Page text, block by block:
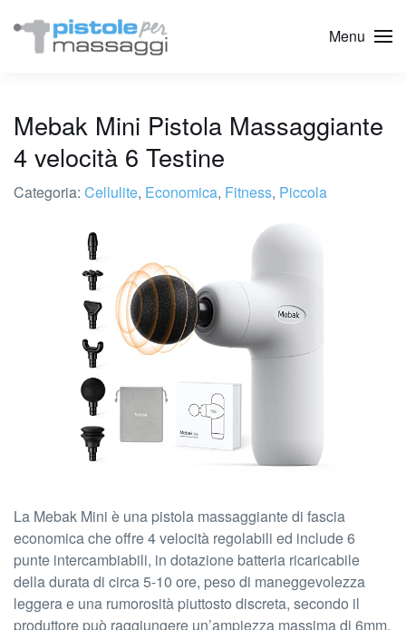
Menu
Mebak Mini Pistola Massaggiante
4 velocità 6 Testine
Categoria: Cellulite, Economica, Fitness, Piccola
La Mebak Mini è una pistola massaggiante di fascia
economica che offre 4 velocità regolabili ed include 6
punte intercambiabili, in dotazione batteria ricaricabile
della durata di circa 5-10 ore, peso di maneggevolezza
leggera e una rumorosità piuttosto discreta, secondo il
produttore può raggiungere un’ampiezza massima di 6mm.